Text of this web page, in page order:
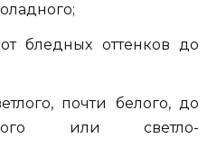
бледных оттенков до
почти белого, до
или светло-